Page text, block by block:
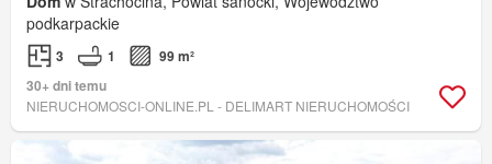
podkarpackie
3 1
99 m²
30+ dni temu
NIERUCHOMOSCI-ONLINE.PL - DELIMART NIERUCHOMOŚCI